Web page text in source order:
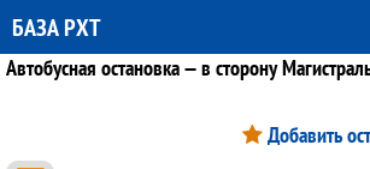
БАЗА РХТ
Автобусная остановка — в сторону
Добавить